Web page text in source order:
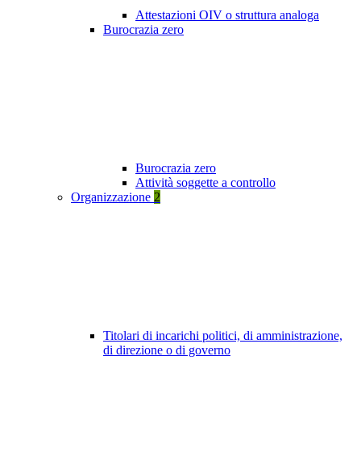
Attestazioni OIV o struttura analoga
Burocrazia zero
Burocrazia zero
Attività soggette a controllo
Organizzazione 2
Titolari di incarichi politici, di amministrazione,
di direzione o di governo